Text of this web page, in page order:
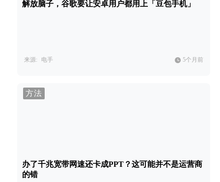
解放脑子，谷歌要让安卓用户都用上「豆包手机」
来源: 电手 5个月前
方法
办了千兆宽带网速还卡成PPT？这可能并不是运营商
的错